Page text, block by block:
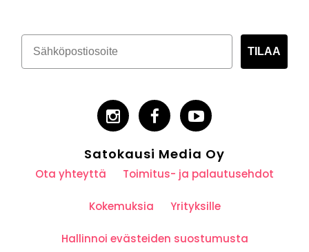
TILAA
Satokausi Media Oy
Ota yhteyttä Toimitus- ja palautusehdot
Kokemuksia Yrityksille
Hallinnoi evästeiden suostumusta